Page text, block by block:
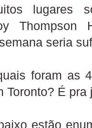
lugares
Thompson
seria
foram as
Toronto? É
estão